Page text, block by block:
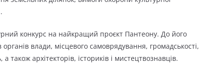
конкурс на найкращий проєкт Пантеону. До його
влади, місцевого самоврядування, громадськості,
також архітекторів, істориків і мистецтвознавців.